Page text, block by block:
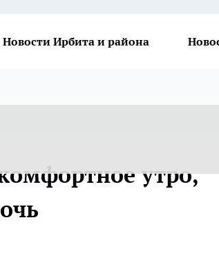
Новости Ирбита и района
утро,